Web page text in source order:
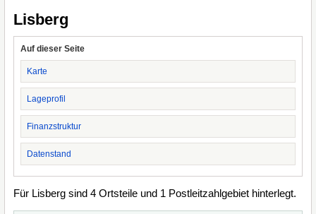
Lisberg
Auf dieser Seite
Karte
Lageprofil
Finanzstruktur
Datenstand
Für Lisberg sind 4 Ortsteile und 1 Postleitzahlgebiet hinterlegt.